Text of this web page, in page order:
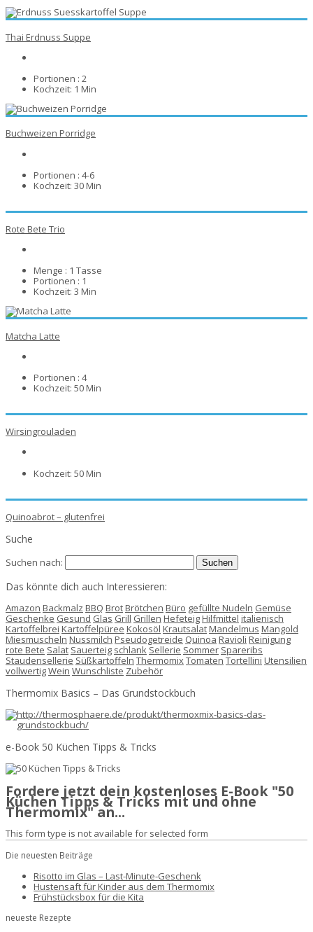
Thai Erdnuss Suppe
Portionen : 2
Kochzeit: 1 Min
Buchweizen Porridge
Portionen : 4-6
Kochzeit: 30 Min
Rote Bete Trio
Menge : 1 Tasse
Portionen : 1
Kochzeit: 3 Min
Matcha Latte
Portionen : 4
Kochzeit: 50 Min
Wirsingrouladen
Kochzeit: 50 Min
Quinoabrot – glutenfrei
Suche
Suchen nach:
Das könnte dich auch Interessieren:
Amazon Backmalz BBQ BrotBrötchen Büro gefüllte Nudeln Gemüse
Geschenke Gesund Glas Grill Grillen HefeteigHilfmittel italienisch
Kartoffelbrei Kartoffelpüree Kokosöl KrautsalatMandelmus Mangold
Miesmuscheln Nussmilch Pseudogetreide Quinoa Ravioli Reinigung
rote Bete Salat Sauerteig schlank Sellerie Sommer Spareribs
Staudensellerie Süßkartoffeln ThermomixTomaten Tortellini Utensilien
vollwertigWein Wunschliste Zubehör
Thermomix Basics – Das Grundstockbuch
e-Book 50 Küchen Tipps & Tricks
Fordere jetzt dein kostenloses E-Book "50
Küchen Tipps & Tricks mit und ohne
Thermomix" an...
This form type is not available for selected form
Die neuesten Beiträge
Risotto im Glas – Last-Minute-Geschenk
Hustensaft für Kinder aus dem Thermomix
Frühstücksbox für die Kita
neueste Rezepte